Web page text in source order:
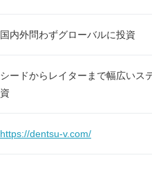
国内外問わずグローバルに投資
シードからレイターまで幅広いス
資
https://dentsu-v.com/